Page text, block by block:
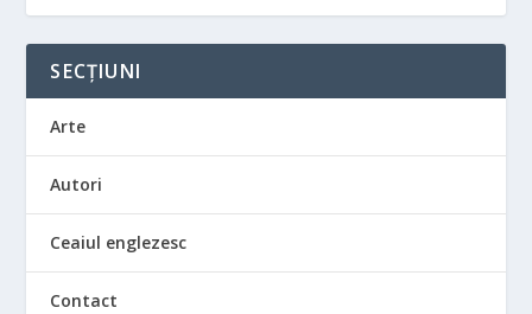
SECȚIUNI
Arte
Autori
Ceaiul englezesc
Contact